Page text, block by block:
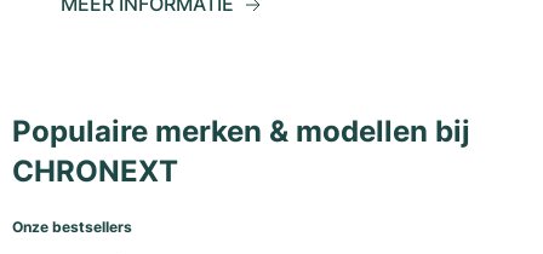
Populaire merken & modellen bij
CHRONEXT
Onze bestsellers